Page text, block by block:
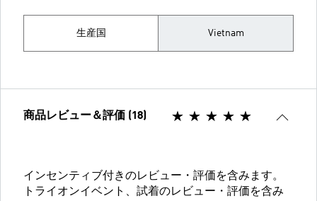
生産国 Vietnam
商品レビュー＆評価 (18)
インセンティブ付きのレビュー・評価を含みます。
トライオンイベント、試着のレビュー・評価を含み